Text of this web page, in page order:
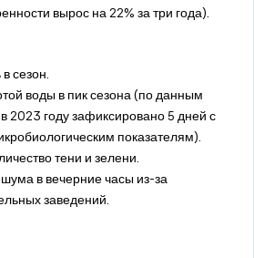
вырос на 22% за три года).
сезон.
воды в пик сезона (по данным
2023 году зафиксировано 5 дней с
показателям).
тени и зелени.
в вечерние часы из-за
заведений.